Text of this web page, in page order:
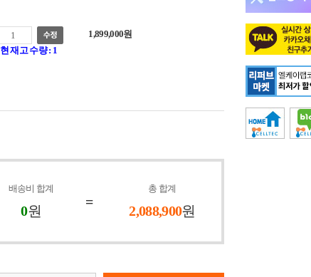
현 재고 수량 : 1
1,899,000원
배송비 합계
=
총 합계
0원 2,088,900원